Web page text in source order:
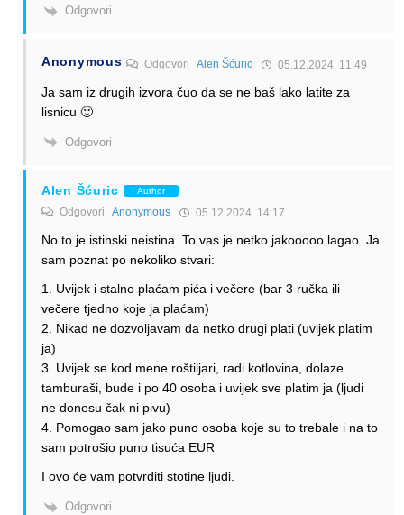
Odgovori
Anonymous OdgovoriAlen Šćuric 05.12.2024. 11:49
Ja sam iz drugih izvora čuo da se ne baš lako latite za
lisnicu 🙂
Odgovori
Alen Šćuric Author
Odgovori Anonymous 05.12.2024. 14:17
No to je istinski neistina. To vas je netko jakooooo lagao. Ja
sam poznat po nekoliko stvari:
1. Uvijek i stalno plaćam pića i večere (bar 3 ručka ili
večere tjedno koje ja plaćam)
2. Nikad ne dozvoljavam da netko drugi plati (uvijek platim
ja)
3. Uvijek se kod mene roštiljari, radi kotlovina, dolaze
tamburaši, bude i po 40 osoba i uvijek sve platim ja (ljudi
ne donesu čak ni pivu)
4. Pomogao sam jako puno osoba koje su to trebale i na to
sam potrošio puno tisuća EUR
I ovo će vam potvrditi stotine ljudi.
Odgovori